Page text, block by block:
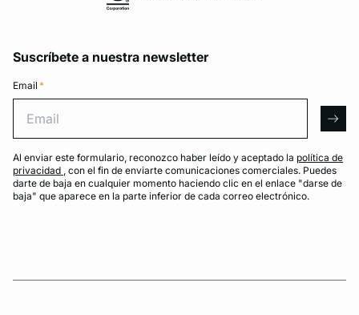
Suscríbete a nuestra newsletter
Email *
Al enviar este formulario, reconozco haber leído y aceptado la política de
privacidad , con el fin de enviarte comunicaciones comerciales. Puedes
darte de baja en cualquier momento haciendo clic en el enlace "darse de
baja" que aparece en la parte inferior de cada correo electrónico.